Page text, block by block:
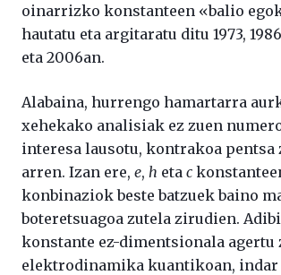
oinarrizko konstanteen «balio
hautatu eta argitaratu ditu 1973,
eta 2006an.
Alabaina, hurrengo hamartarra
xehekako analisiak ez zuen
interesa lausotu, kontrakoa pentsa
arren. Izan ere, e, h eta c
konbinaziok beste batzuek baino
boteretsuagoa zutela zirudien.
konstante ez-dimentsionala agertu
elektrodinamika kuantikoan, indar